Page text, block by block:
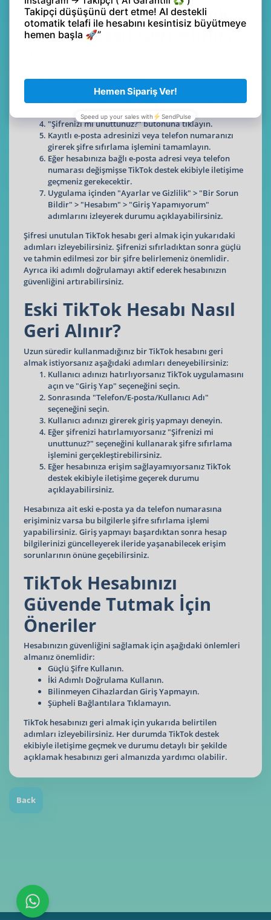
Şifresi Unutulan TikTok
Hesabı Nasıl Geri Alınır?
TikTok uygulamasını açın.
“Giriş Yap" seçeneğine tıklayın.
Ardından "Telefon/E-posta/Kullanıcı Adı" seçeneğini
"Şifrenizi mi unuttunuz?" butonuna tıklayın.
Kayıtlı e-posta adresinizi veya telefon numaranızı
girerek şifre sıfırlama işlemini tamamlayın.
Eğer hesabınıza bağlı e-posta adresi veya telefon
numarası değişmişse TikTok destek ekibiyle iletişime
geçmeniz gerekecektir.
Uygulama içinden "Ayarlar ve Gizlilik" > "Bir Sorun
Bildir" > "Hesabım" > "Giriş Yapamıyorum"
adımlarını izleyerek durumu açıklayabilirsiniz.
Şifresi unutulan TikTok hesabı geri almak için yukarıdaki
adımları izleyebilirsiniz. Şifrenizi sıfırladıktan sonra güçlü
ve tahmin edilmesi zor bir şifre belirlemeniz önemlidir.
Ayrıca iki adımlı doğrulamayı aktif ederek hesabınızın
güvenliğini artırabilirsiniz.
Eski TikTok Hesabı Nasıl
Geri Alınır?
Uzun süredir kullanmadığınız bir TikTok hesabını geri
almak istiyorsanız aşağıdaki adımları deneyebilirsiniz:
Kullanıcı adınızı hatırlıyorsanız TikTok uygulamasını
açın ve "Giriş Yap" seçeneğini seçin.
Sonrasında "Telefon/E-posta/Kullanıcı Adı"
seçeneğini seçin.
Kullanıcı adınızı girerek giriş yapmayı deneyin.
Eğer şifrenizi hatırlamıyorsanız "Şifrenizi mi
unuttunuz?" seçeneğini kullanarak şifre sıfırlama
işlemini gerçekleştirebilirsiniz.
Eğer hesabınıza erişim sağlayamıyorsanız TikTok
destek ekibiyle iletişime geçerek durumu
açıklayabilirsiniz.
Hesabınıza ait eski e-posta ya da telefon numarasına
erişiminiz varsa bu bilgilerle şifre sıfırlama işlemi
yapabilirsiniz. Giriş yapmayı başardıktan sonra hesap
bilgilerinizi güncelleyerek ileride yaşanabilecek erişim
sorunlarının önüne geçebilirsiniz.
TikTok Hesabınızı
Güvende Tutmak İçin
Öneriler
Hesabınızın güvenliğini sağlamak için aşağıdaki önlemleri
almanız önemlidir:
Güçlü Şifre Kullanın.
İki Adımlı Doğrulama Kullanın.
Bilinmeyen Cihazlardan Giriş Yapmayın.
Şüpheli Bağlantılara Tıklamayın.
TikTok hesabınızı geri almak için yukarıda belirtilen
adımları izleyebilirsiniz. Her durumda TikTok destek
ekibiyle iletişime geçmek ve durumu detaylı bir şekilde
açıklamak hesabınızı geri almanızda yardımcı olabilir.
Back